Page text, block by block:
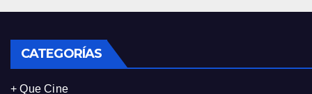
CATEGORÍAS
+ Que Cine